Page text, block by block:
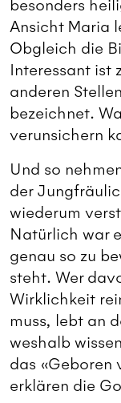
besonders
Ansicht Maria
Obgleich die
Interessant ist
anderen
bezeichnet.
verunsichern
Und so
der
wiederum
Natürlich war
genau so zu
steht. Wer
Wirklichkeit
muss, lebt an
weshalb
das «Geboren
erklären die